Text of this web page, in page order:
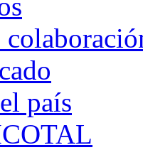
país